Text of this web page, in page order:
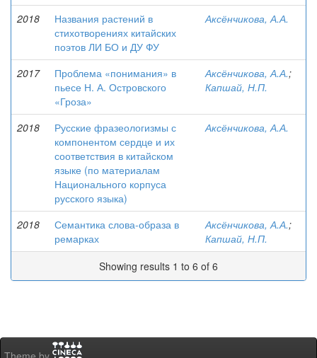
2018
Названия растений в
стихотворениях китайских
поэтов ЛИ БО и ДУ ФУ
Аксёнчикова, А.А.
2017
Проблема «понимания» в
пьесе Н. А. Островского
«Гроза»
Аксёнчикова, А.А.;
Капшай, Н.П.
2018
Русские фразеологизмы с
компонентом сердце и их
соответствия в китайском
языке (по материалам
Национального корпуса
русского языка)
Аксёнчикова, А.А.
2018
Семантика слова-образа в
ремарках
Аксёнчикова, А.А.;
Капшай, Н.П.
Showing results 1 to 6 of 6